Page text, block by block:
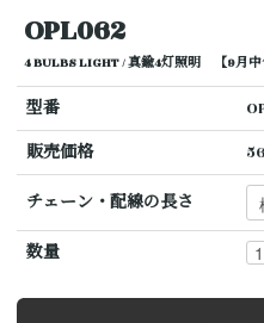
OPL062
4 BULBS LIGHT / 真鍮4灯照明 【9月中
型番
販売価格
チェーン・配線の長さ
数量